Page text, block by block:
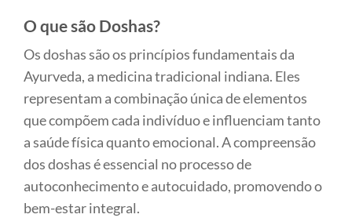
O que são Doshas?
Os doshas são os princípios fundamentais da
Ayurveda, a medicina tradicional indiana. Eles
representam a combinação única de elementos
que compõem cada indivíduo e influenciam tanto
a saúde física quanto emocional. A compreensão
dos doshas é essencial no processo de
autoconhecimento e autocuidado, promovendo o
bem-estar integral.